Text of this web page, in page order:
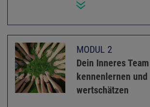
MODUL 2
Dein Inneres Team
kennenlernen und
wertschätzen